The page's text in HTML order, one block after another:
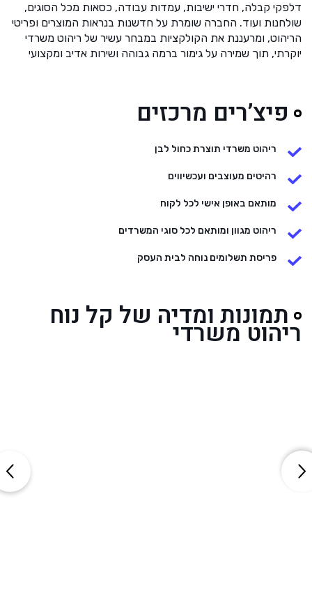
דלפקי קבלה, חדרי ישיבות, עמדות עבודה, כסאות מכל הסוגים,
שולחנות ועוד. החברה שומרת על חדשנות בנראות המוצרים ופריטי
הריהוט, ומרעננת את הקולקציות במבחר עשיר של ריהוט משרדי
יוקרתי, תוך שמירה על גימור ברמה גבוהה ושירות אדיב ומקצועי
פיצ’רים מרכזים
ריהוט משרדי תוצרת כחול לבן
רהיטים מעוצבים ועכשיווים
מותאם באופן אישי לכל לקוח
ריהוט מגוון ומותאם לכל סוגי המשרדים
פריסת תשלומים נוחה לבית העסק
תמונות ומדיה של קל נוח
ריהוט משרדי